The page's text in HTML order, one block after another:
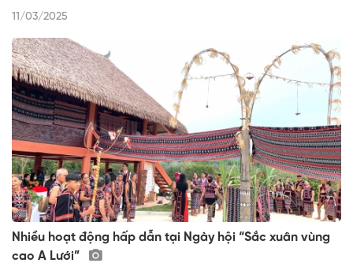
11/03/2025
Nhiều hoạt động hấp dẫn tại Ngày hội “Sắc xuân vùng
cao A Lưới”